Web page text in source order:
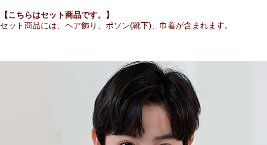
【こちらはセット商品です。】
セット商品には、ヘア飾り、ポソン(靴下)、巾着が含まれます。